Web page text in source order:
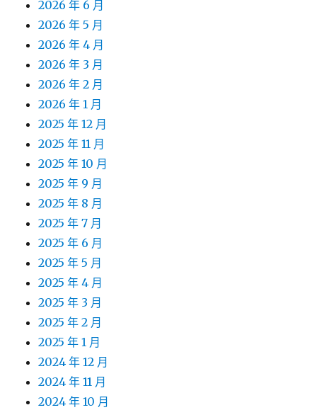
2026 年 6 月
2026 年 5 月
2026 年 4 月
2026 年 3 月
2026 年 2 月
2026 年 1 月
2025 年 12 月
2025 年 11 月
2025 年 10 月
2025 年 9 月
2025 年 8 月
2025 年 7 月
2025 年 6 月
2025 年 5 月
2025 年 4 月
2025 年 3 月
2025 年 2 月
2025 年 1 月
2024 年 12 月
2024 年 11 月
2024 年 10 月